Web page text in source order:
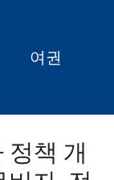
여권
정책 개